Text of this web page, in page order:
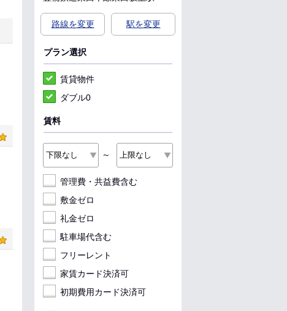
路線を変更 駅を変更
プラン選択
賃貸物件
ダブル0
賃料
～
管理費・共益費含む
敷金ゼロ
礼金ゼロ
駐車場代含む
フリーレント
家賃カード決済可
初期費用カード決済可